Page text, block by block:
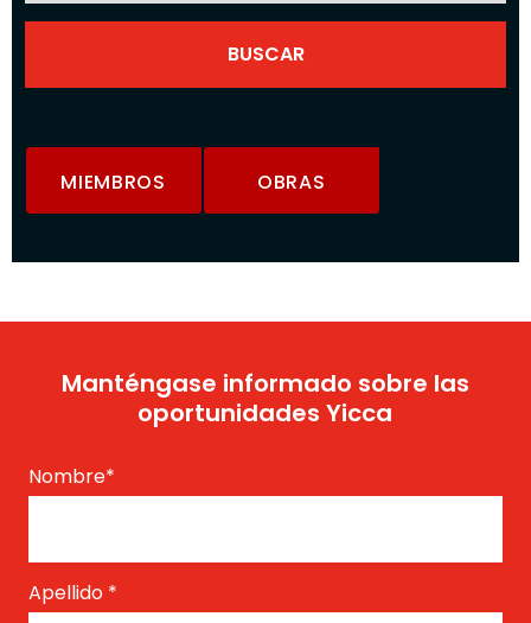
MIEMBROS OBRAS
Manténgase informado sobre las
oportunidades Yicca
Nombre*
Apellido *